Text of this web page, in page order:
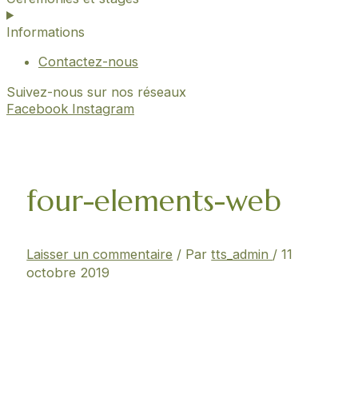
Informations
Contactez-nous
Suivez-nous sur nos réseaux
Facebook Instagram
four-elements-web
Laisser un commentaire / Partts_admin /11
octobre 2019